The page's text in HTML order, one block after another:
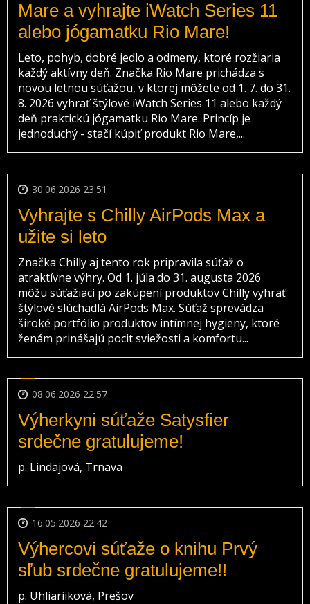
Mare a vyhrajte iWatch Series 11
alebo jógamatku Rio Mare!
Leto, pohyb, dobré jedlo a odmeny, ktoré rozžiaria
každý aktívny deň. Značka Rio Mare prichádza s
novou letnou súťažou, v ktorej môžete od 1. 7. do 31.
8. 2026 vyhrať štýlové iWatch Series 11 alebo každý
deň praktickú jógamatku Rio Mare. Princíp je
jednoduchý - stačí kúpiť produkt Rio Mare,...
30.06.2026 23:51
Vyhrajte s Chilly AirPods Max a
užite si leto
Značka Chilly aj tento rok pripravila súťaž o
atraktívne výhry. Od 1. júla do 31. augusta 2026
môžu súťažiaci po zakúpení produktov Chilly vyhrať
štýlové slúchadlá AirPods Max. Súťaž sprevádza
široké portfólio produktov intímnej hygieny, ktoré
ženám prinášajú pocit sviežosti a komfortu...
08.06.2026 22:57
Výherkyni súťaže Satysfier
srdečne gratulujeme!
p. Lindajová, Trnava
16.05.2026 22:42
Výhercovi súťaže o knihu Prvý
sľub srdečne gratulujeme!!
p. Uhliariiková, Prešov